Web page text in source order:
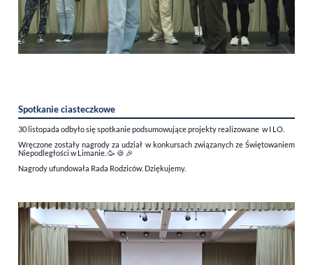
Spotkanie ciasteczkowe
30 listopada odbyło się spotkanie podsumowujące projekty realizowane w I LO.
Wręczone zostały nagrody za udział w konkursach związanych ze Świętowaniem
Niepodległości w Limanie. 🥳 🍪 🎉
Nagrody ufundowała Rada Rodziców. Dziękujemy.